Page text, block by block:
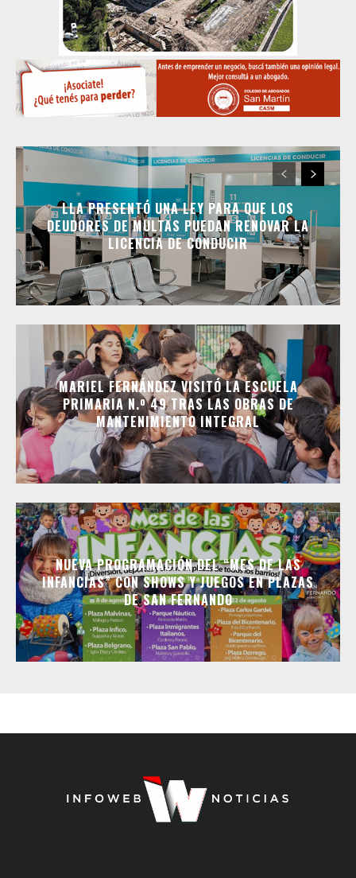
LLA PRESENTÓ UNA LEY PARA QUE LOS
DEUDORES DE MULTAS PUEDAN RENOVAR LA
LICENCIA DE CONDUCIR
MARIEL FERNÁNDEZ VISITÓ LA ESCUELA
PRIMARIA N.º 49 TRAS LAS OBRAS DE
MANTENIMIENTO INTEGRAL
NUEVA PROGRAMACIÓN DEL “MES DE LAS
INFANCIAS” CON SHOWS Y JUEGOS EN PLAZAS
DE SAN FERNANDO